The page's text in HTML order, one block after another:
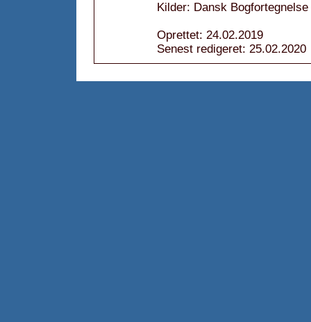
Kilder: Dansk Bogfortegnelse
Oprettet: 24.02.2019
Senest redigeret: 25.02.2020